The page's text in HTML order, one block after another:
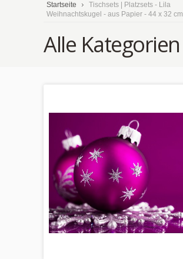
Startseite
Tischsets | Platzsets - Lila
Weihnachtskugel - aus Papier - 44 x 32 cm
Alle Kategorien